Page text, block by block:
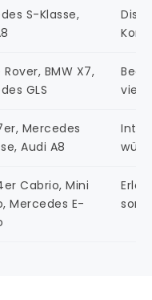
S-Klasse,
Rover, BMW X7,
GLS
viel
Mercedes
Audi A8
Cabrio, Mini
Mercedes E-